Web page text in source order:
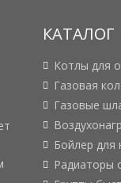
КАТАЛОГ
Котлы для
Газовая
Газовые
Бойлер для
Радиаторы